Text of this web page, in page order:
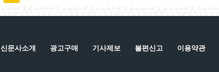
신문사소개 광고구매 기사제보 불편신고 이용약관